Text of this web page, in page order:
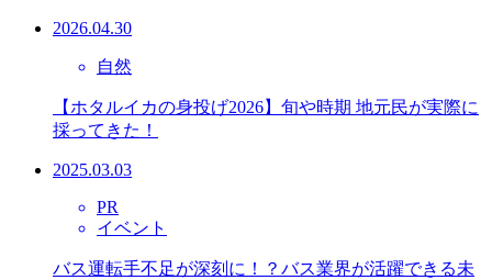
2026.04.30
自然
【ホタルイカの身投げ2026】旬や時期 地元民が実際に
採ってきた！
2025.03.03
PR
イベント
バス運転手不足が深刻に！？バス業界が活躍できる未